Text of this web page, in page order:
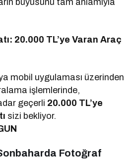
20.000 TL’ye Varan Araç
mobil uygulaması üzerinden
işlemlerinde,
geçerli 20.000 TL’ye
sizi bekliyor.
Fotoğraf